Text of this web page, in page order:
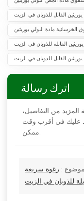
القابل للذوبان في الزيت
الخرسانية مادة البولي يوريثين
القابلة للذوبان في الزيت
القابل للذوبان في الزيت
اترك رسالة
المزيد من التفاصيل،
عليك في أقرب وقت
ممكن.
موضوع : رغوة سريعة KEZU مواد ترقيع الجص البولي
للذوبان في الزيت